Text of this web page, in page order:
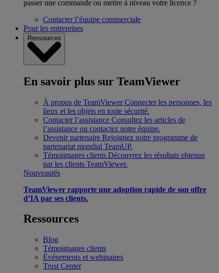
passer une commande ou mettre à niveau votre licence ?
Contacter l’équipe commerciale
Pour les entreprises
Ressources
En savoir plus sur TeamViewer
À propos de TeamViewer Connecter les personnes, les
lieux et les objets en toute sécurité.
Contacter l’assistance Consultez les articles de
l’assistance ou contactez notre équipe.
Devenir partenaire Rejoignez notre programme de
partenariat mondial TeamUP.
Témoignages clients Découvrez les résultats obtenus
par les clients TeamViewer.
Nouveautés
TeamViewer rapporte une adoption rapide de son offre
d’IA par ses clients.
Ressources
Blog
Témoignages clients
Événements et webinaires
Trust Center